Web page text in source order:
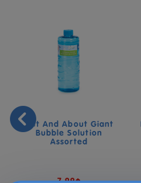
Out And About Giant
Bubble Solution
Assorted
7.99₼